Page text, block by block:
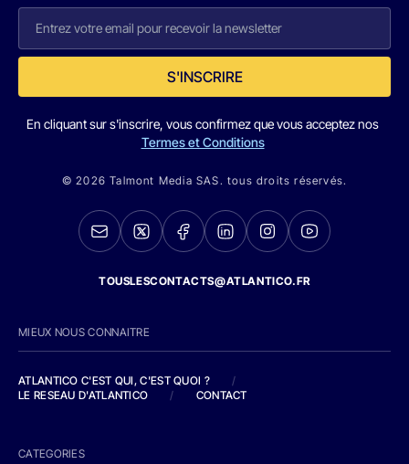
S'INSCRIRE
En cliquant sur s'inscrire, vous confirmez que vous acceptez nos
Termes et Conditions
© 2026 Talmont Media SAS. tous droits réservés.
TOUSLESCONTACTS@ATLANTICO.FR
MIEUX NOUS CONNAITRE
ATLANTICO C'EST QUI, C'EST QUOI ?
/
LE RESEAU D'ATLANTICO
/ CONTACT
CATEGORIES